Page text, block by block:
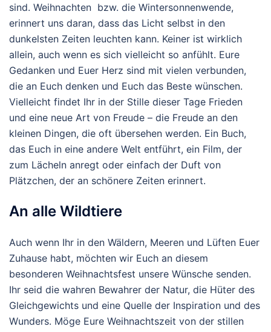
sind. Weihnachten bzw. die Wintersonnenwende,
erinnert uns daran, dass das Licht selbst in den
dunkelsten Zeiten leuchten kann. Keiner ist wirklich
allein, auch wenn es sich vielleicht so anfühlt. Eure
Gedanken und Euer Herz sind mit vielen verbunden,
die an Euch denken und Euch das Beste wünschen.
Vielleicht findet Ihr in der Stille dieser Tage Frieden
und eine neue Art von Freude – die Freude an den
kleinen Dingen, die oft übersehen werden. Ein Buch,
das Euch in eine andere Welt entführt, ein Film, der
zum Lächeln anregt oder einfach der Duft von
Plätzchen, der an schönere Zeiten erinnert.
An alle Wildtiere
Auch wenn Ihr in den Wäldern, Meeren und Lüften Euer
Zuhause habt, möchten wir Euch an diesem
besonderen Weihnachtsfest unsere Wünsche senden.
Ihr seid die wahren Bewahrer der Natur, die Hüter des
Gleichgewichts und eine Quelle der Inspiration und des
Wunders. Möge Eure Weihnachtszeit von der stillen